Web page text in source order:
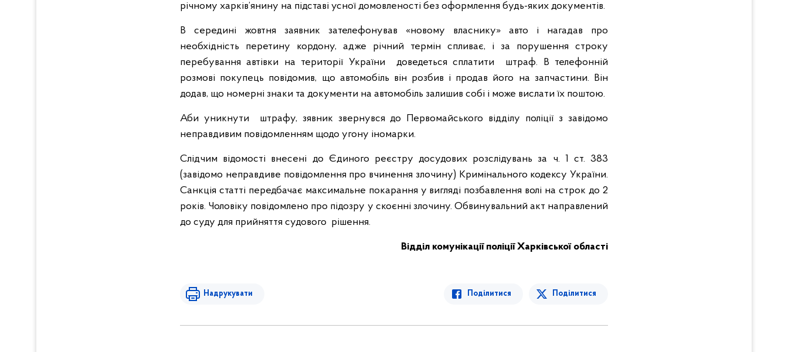
річному харків’янину на підставі усної домовленості без оформлення будь-яких документів.
В середині жовтня заявник зателефонував «новому власнику» авто і нагадав про
необхідність перетину кордону, адже річний термін спливає, і за порушення строку
перебування автівки на території України доведеться сплатити штраф. В телефонній
розмові покупець повідомив, що автомобіль він розбив і продав його на запчастини. Він
додав, що номерні знаки та документи на автомобіль залишив собі і може вислати їх поштою.
Аби уникнути штрафу, зявник звернувся до Первомайського відділу поліції з завідомо
неправдивим повідомленням щодо угону іномарки.
Слідчим відомості внесені до Єдиного реєстру досудових розслідувань за ч. 1 ст. 383
(завідомо неправдиве повідомлення про вчинення злочину) Кримінального кодексу України.
Санкція статті передбачає максимальне покарання у вигляді позбавлення волі на строк до 2
років. Чоловіку повідомлено про підозру у скоєнні злочину. Обвинувальний акт направлений
до суду для прийняття судового рішення.
Відділ комунікації поліції Харківської області
Надрукувати Поділитися Поділитися